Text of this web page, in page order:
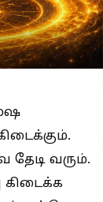
தேடி வரும்.
கிடைக்க